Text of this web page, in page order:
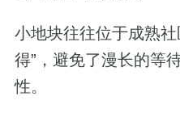
小地块往往位于成熟
得”，避免了漫长的等
性。